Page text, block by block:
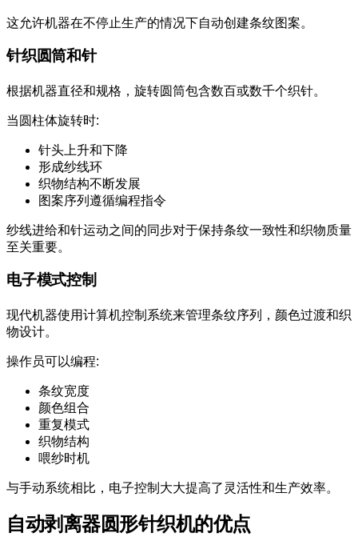
这允许机器在不停止生产的情况下自动创建条纹图案。
针织圆筒和针
根据机器直径和规格，旋转圆筒包含数百或数千个织针。
当圆柱体旋转时:
针头上升和下降
形成纱线环
织物结构不断发展
图案序列遵循编程指令
纱线进给和针运动之间的同步对于保持条纹一致性和织物质量
至关重要。
电子模式控制
现代机器使用计算机控制系统来管理条纹序列，颜色过渡和织
物设计。
操作员可以编程:
条纹宽度
颜色组合
重复模式
织物结构
喂纱时机
与手动系统相比，电子控制大大提高了灵活性和生产效率。
自动剥离器圆形针织机的优点